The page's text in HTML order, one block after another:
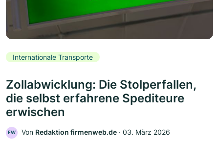
Internationale Transporte
Zollabwicklung: Die Stolperfallen,
die selbst erfahrene Spediteure
erwischen
FW Von Redaktion firmenweb.de ‧ 03. März 2026